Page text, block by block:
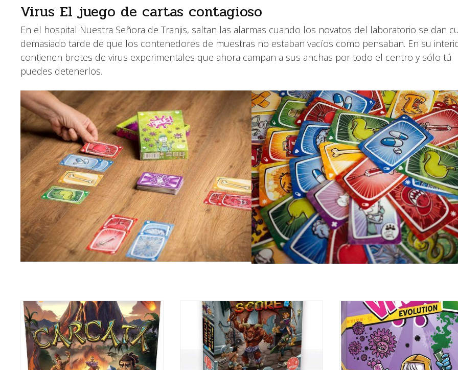
Virus El juego de cartas contagioso
En el hospital Nuestra Señora de Tranjis, saltan las alarmas cuando los novatos del laboratorio se dan
demasiado tarde de que los contenedores de muestras no estaban vacíos como pensaban. En su
contienen brotes de virus experimentales que ahora campan a sus anchas por todo el centro y sólo tú
puedes detenerlos.